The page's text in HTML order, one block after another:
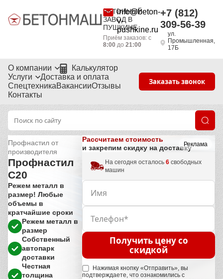
БЕТОННЫЙ
ЗАВОД В
ПУШКИНЕ
info@beton-
v-
pushkine.ru
Приём заказов: с
8:00 до 21:00
+7 (812)
309-56-39
ул.
Промышленная,
17Б
О компании
Калькулятор
Услуги
Доставка и оплата
СпецтехникаВакансииОтзывы
Контакты
Заказать звонок
Реклама
Профнастил от
производителя
Профнастил
С20
Режем металл в
размер! Любые
объемы в
кратчайшие сроки
Режем металл в
размер
Собственный
автопарк
доставки
Честная
толщина
Рассчитаем стоимость
и закрепим скидку на доставку
На сегодня осталось6 свободных
машин
Получить цену со
скидкой
Нажимая кнопку «Отправить», вы
подтверждаете, что ознакомились с